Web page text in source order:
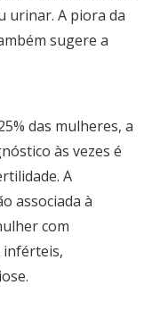
urinar. A piora da
sugere a
das mulheres, a
às vezes é
A
associada à
com
inférteis,